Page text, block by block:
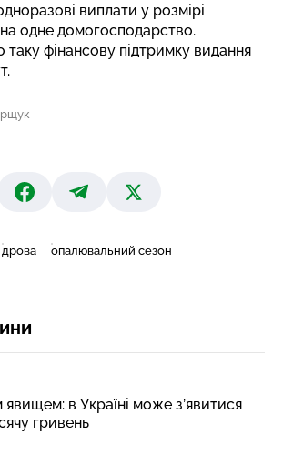
виплати у розмірі
одне домогосподарство.
таку фінансову підтримку видання
.
дрова опалювальний сезон
в Україні може з’явитися
гривень